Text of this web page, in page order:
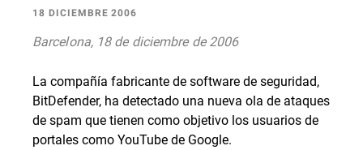
18 DICIEMBRE 2006
Barcelona, 18 de diciembre de 2006
La compañía fabricante de software de seguridad,
BitDefender, ha detectado una nueva ola de ataques
de spam que tienen como objetivo los usuarios de
portales como YouTube de Google.